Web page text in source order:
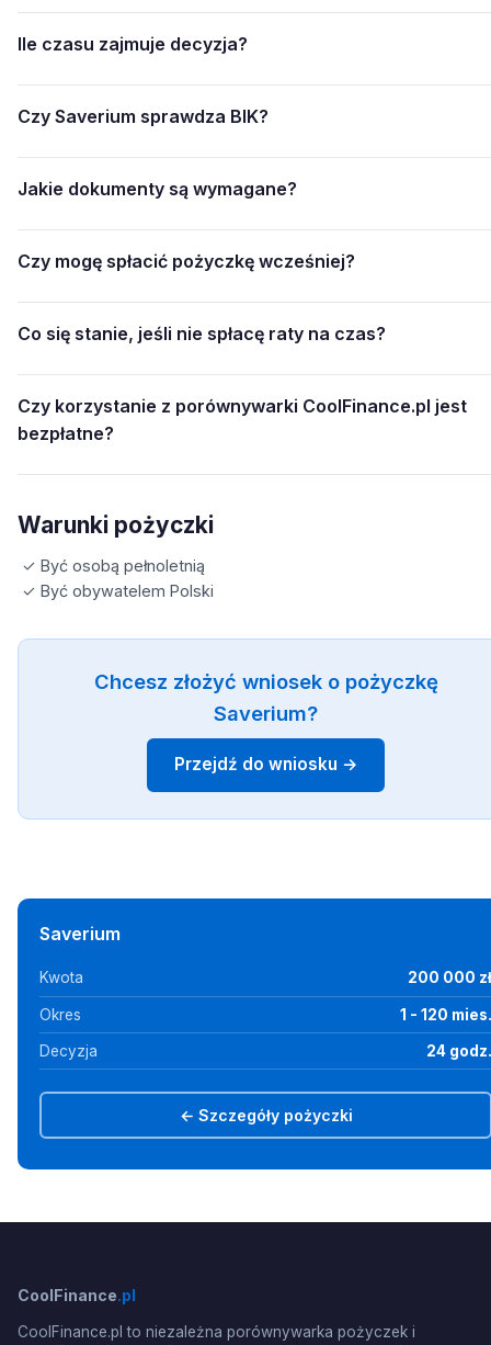
Ile czasu zajmuje decyzja?
Czy Saverium sprawdza BIK?
Jakie dokumenty są wymagane?
Czy mogę spłacić pożyczkę wcześniej?
Co się stanie, jeśli nie spłacę raty na czas?
Czy korzystanie z porównywarki CoolFinance.pl jest
bezpłatne?
Warunki pożyczki
✓ Być osobą pełnoletnią
✓ Być obywatelem Polski
Chcesz złożyć wniosek o pożyczkę
Saverium?
Przejdź do wniosku →
Saverium
Kwota 200 000 zł
Okres 1 - 120 mies.
Decyzja 24 godz.
← Szczegóły pożyczki
CoolFinance.pl
CoolFinance.pl to niezależna porównywarka pożyczek i